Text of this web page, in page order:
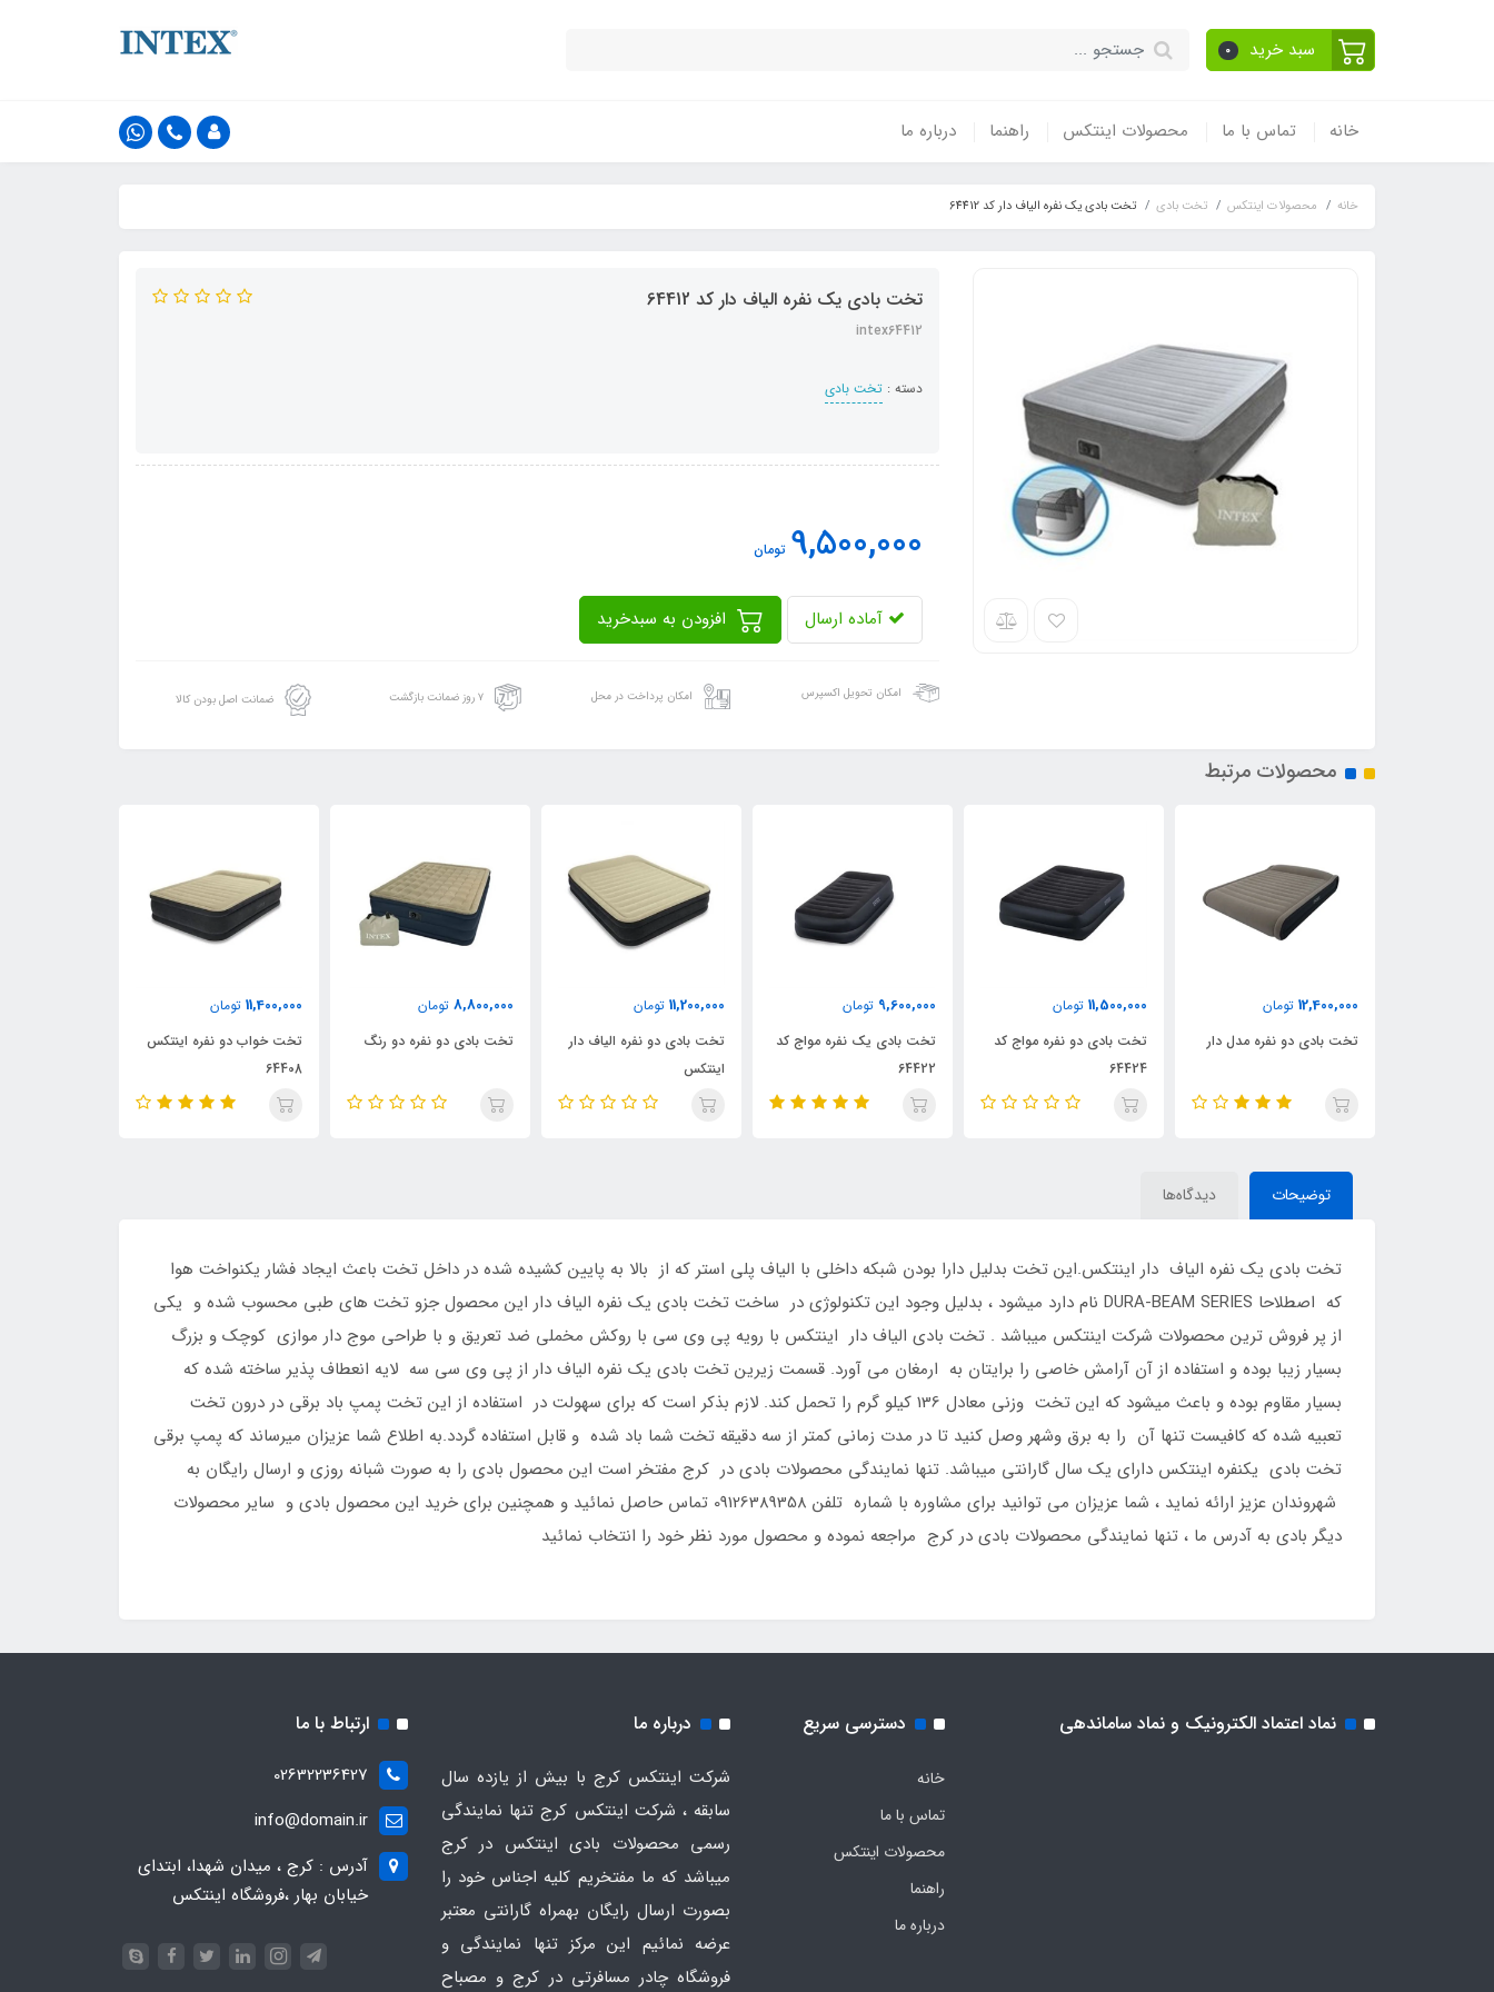
سبد خرید 0
خانه تماس با ما محصولات اینتکس راهنما درباره ما
خانه محصولات اینتکس تخت بادی تخت بادی یک نفره الیاف دار کد 64412
تخت بادی یک نفره الیاف دار کد 64412
intex64412
دسته : تخت بادی
9,500,000 تومان
آماده ارسال
امکان تحویل اکسپرس امکان پرداخت در محل ۷ روز ضمانت بازگشت ضمانت اصل بودن کالا
محصولات مرتبط
11,500,000 تومان
تخت بادی دو نفره مواج کد
9,600,000 تومان
تخت بادی یک نفره مواج کد
64422
11,200,000 تومان
تخت بادی دو نفره الیاف دار
اینتکس
8,800,000 تومان
تخت بادی دو نفره دو رنگ
11,400,000 تومان
تخت خواب دو نفره اینتکس
9,000,000 تومان
تخت بادی برزنتی 2 نفره
توضیحات دیدگاه‌ها
تخت بادی یک نفره الیاف دار اینتکس.این تخت بدلیل دارا بودن شبکه داخلی با الیاف پلی استر که از بالا به پایین کشیده شده در داخل تخت باعث ایجاد فشار یکنواخت هوا
که اصطلاحا DURA-BEAM SERIES نام دارد میشود ، بدلیل وجود این تکنولوژی در ساخت تخت بادی یک نفره الیاف دار این محصول جزو تخت های طبی محسوب شده و یکی
از پر فروش ترین محصولات شرکت اینتکس میباشد . تخت بادی الیاف دار اینتکس با رویه پی وی سی با روکش مخملی ضد تعریق و با طراحی موج دار موازی کوچک و بزرگ
بسیار زیبا بوده و استفاده از آن آرامش خاصی را برایتان به ارمغان می آورد. قسمت زیرین تخت بادی یک نفره الیاف دار از پی وی سی سه لایه انعطاف پذیر ساخته شده که
بسیار مقاوم بوده و باعث میشود که این تخت وزنی معادل 136 کیلو گرم را تحمل کند. لازم بذکر است که برای سهولت در استفاده از این تخت پمپ باد برقی در درون تخت
تعبیه شده که کافیست تنها آن را به برق وشهر وصل کنید تا در مدت زمانی کمتر از سه دقیقه تخت شما باد شده و قابل استفاده گردد.به اطلاع شما عزیزان میرساند که پمپ برقی
تخت بادی یکنفره اینتکس دارای یک سال گارانتی میباشد. تنها نمایندگی محصولات بادی در کرج مفتخر است این محصول بادی را به صورت شبانه روزی و ارسال رایگان به
شهروندان عزیز ارائه نماید ، شما عزیزان می توانید برای مشاوره با شماره تلفن 09126389358 تماس حاصل نمائید و همچنین برای خرید این محصول بادی و سایر محصولات
دیگر بادی به آدرس ما ، تنها نمایندگی محصولات بادی در کرج مراجعه نموده و محصول مورد نظر خود را انتخاب نمائید
نماد اعتماد الکترونیک و نماد ساماندهی دسترسی سریع
خانه
تماس با ما
محصولات اینتکس
راهنما
درباره ما
درباره ما
شرکت اینتکس کرج با بیش از یازده سال
سابقه ، شرکت اینتکس کرج تنها نمایندگی
رسمی محصولات بادی اینتکس در کرج
میباشد که ما مفتخریم کلیه اجناس خود را
بصورت ارسال رایگان بهمراه گارانتی معتبر
عرضه نمائیم این مرکز تنها نمایندگی و
فروشگاه چادر مسافرتی در کرج و مصباح
ارتباط با ما
02632236427
info@domain.ir
آدرس : کرج ، میدان شهدا، ابتدای
خیابان بهار ،فروشگاه اینتکس